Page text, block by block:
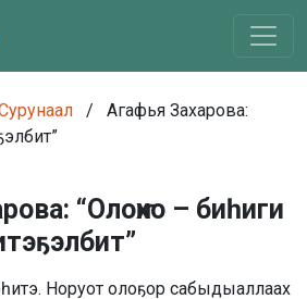
/
Агафья Захарова:
“Олоҥхо – биһиги
Норуот олоҕор сабыдыаллаах